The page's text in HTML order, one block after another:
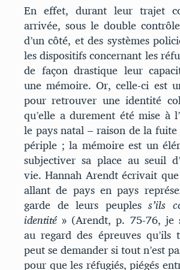
En effet, durant leur trajet
arrivée, sous le double
d’un côté, et des systèmes
les dispositifs concernant les
de façon drastique leur
une mémoire. Or, celle-ci est
pour retrouver une identité
qu’elle a durement été mise à
le pays natal – raison de la
périple ; la mémoire est un
subjectiver sa place au seuil
vie. Hannah Arendt écrivait
allant de pays en pays
garde de leurs peuples s’ils
identité» (Arendt, p. 75-76, je
au regard des épreuves qu’ils
peut se demander si tout n’est
pour que les réfugiés, piégés